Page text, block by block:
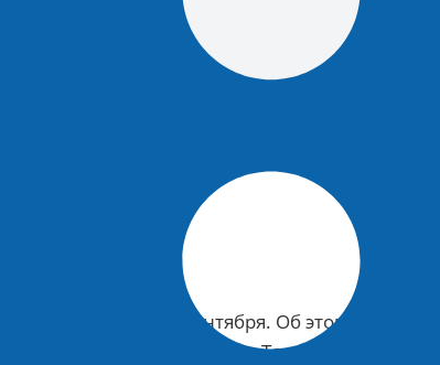
и сухую погоду 1 сентября
сухую погоду 1 сентября. Об этом изданию
«Метеоновости» Татьяна Позднякова.